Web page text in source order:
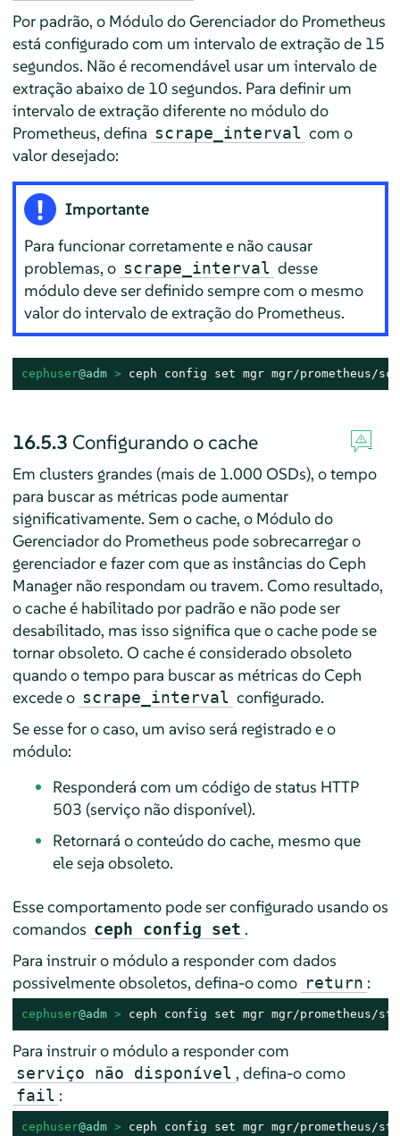
Por padrão, o Módulo do Gerenciador do Prometheus
está configurado com um intervalo de extração de 15
segundos. Não é recomendável usar um intervalo de
extração abaixo de 10 segundos. Para definir um
intervalo de extração diferente no módulo do
Prometheus, defina scrape_interval com o
valor desejado:
Importante
Para funcionar corretamente e não causar
problemas, o scrape_interval desse
módulo deve ser definido sempre com o mesmo
valor do intervalo de extração do Prometheus.
cephuser@adm > ceph config set mgr mgr/prometheus/
16.5.3 Configurando o cache
Em clusters grandes (mais de 1.000 OSDs), o tempo
para buscar as métricas pode aumentar
significativamente. Sem o cache, o Módulo do
Gerenciador do Prometheus pode sobrecarregar o
gerenciador e fazer com que as instâncias do Ceph
Manager não respondam ou travem. Como resultado,
o cache é habilitado por padrão e não pode ser
desabilitado, mas isso significa que o cache pode se
tornar obsoleto. O cache é considerado obsoleto
quando o tempo para buscar as métricas do Ceph
excede o scrape_interval configurado.
Se esse for o caso, um aviso será registrado e o
módulo:
Responderá com um código de status HTTP
503 (serviço não disponível).
Retornará o conteúdo do cache, mesmo que
ele seja obsoleto.
Esse comportamento pode ser configurado usando os
comandos ceph config set .
Para instruir o módulo a responder com dados
possivelmente obsoletos, defina-o como return :
cephuser@adm > ceph config set mgr mgr/prometheus/
Para instruir o módulo a responder com
serviço não disponível , defina-o como
fail :
cephuser@adm > ceph config set mgr mgr/prometheus/